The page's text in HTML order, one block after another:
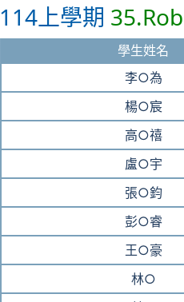
114上學期
學生姓名
李○為
楊○宸
高○禧
盧○宇
張○鈞
彭○睿
王○豪
林○